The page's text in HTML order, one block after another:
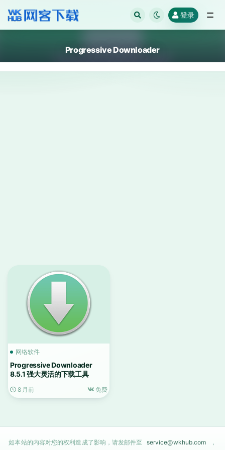
登录
Progressive Downloader
网络软件
Progressive Downloader
8.5.1 强大灵活的下载工具
8 月前 免费
如本站的内容对您的权利造成了影响，请发邮件至 service@wkhub.com ，
全部